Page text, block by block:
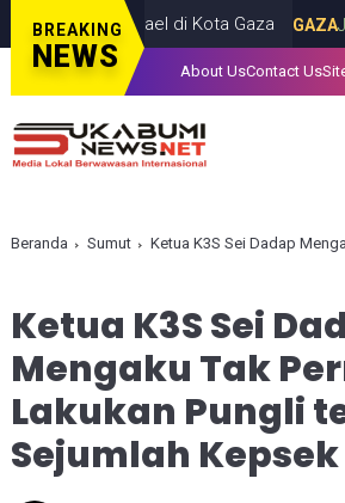
BREAKING
NEWS
Israel di Kota Gaza GAZA JULY
About UsContact Us
Beranda Sumut Ketua K3S Sei Dadap Mengaku Tak Pernah
Ketua K3S Sei
Mengaku Tak
Lakukan Pungli
Sejumlah Kepsek